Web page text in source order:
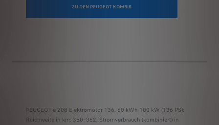
ZU DEN PEUGEOT KOMBIS
PEUGEOT e-208 Elektromotor 136, 50 kWh 100 kW (136 PS):
Reichweite in km: 350–362; Stromverbrauch (kombiniert) in